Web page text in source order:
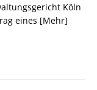
Köln
eines [Mehr]